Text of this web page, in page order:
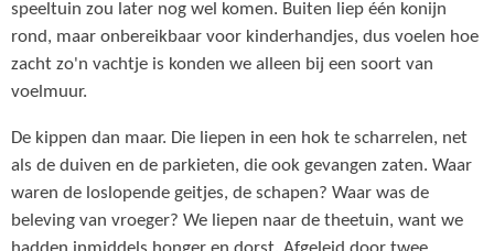
speeltuin zou later nog wel komen. Buiten liep één konijn
rond, maar onbereikbaar voor kinderhandjes, dus voelen hoe
zacht zo'n vachtje is konden we alleen bij een soort van
voelmuur.
De kippen dan maar. Die liepen in een hok te scharrelen, net
als de duiven en de parkieten, die ook gevangen zaten. Waar
waren de loslopende geitjes, de schapen? Waar was de
beleving van vroeger? We liepen naar de theetuin, want we